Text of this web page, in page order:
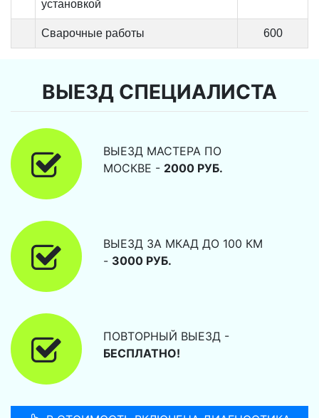
установкой
Сварочные работы 600
ВЫЕЗД СПЕЦИАЛИСТА
ВЫЕЗД МАСТЕРА ПО
МОСКВЕ - 2000 РУБ.
ВЫЕЗД ЗА МКАД ДО 100 КМ
- 3000 РУБ.
ПОВТОРНЫЙ ВЫЕЗД -
БЕСПЛАТНО!